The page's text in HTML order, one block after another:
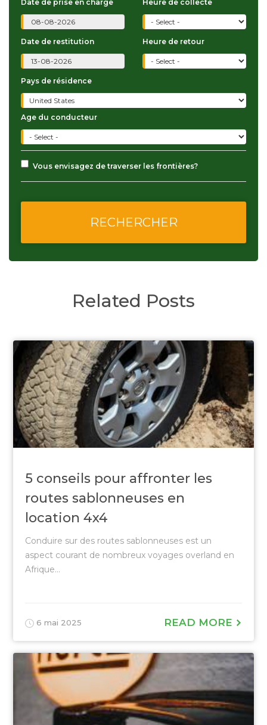
Date de prise en charge Heure de collecte
Date de restitution Heure de retour
Pays de résidence
Age du conducteur
Vous envisagez de traverser les frontières?
Related Posts
5 conseils pour affronter les
routes sablonneuses en
location 4x4
Conduire sur des routes sablonneuses est un
aspect courant de nombreux voyages overland en
Afrique...
6 mai 2025 READ MORE